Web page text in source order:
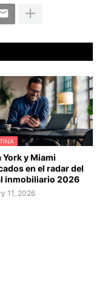
York y Miami
en el radar del
inmobiliario 2026
11, 2026